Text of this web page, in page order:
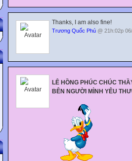
Thanks, I am also fine!
Trương Quốc Phú @ 21h:02p
LÊ HỒNG PHÚC CHÚC
BÊN NGƯỜI MÌNH YÊU